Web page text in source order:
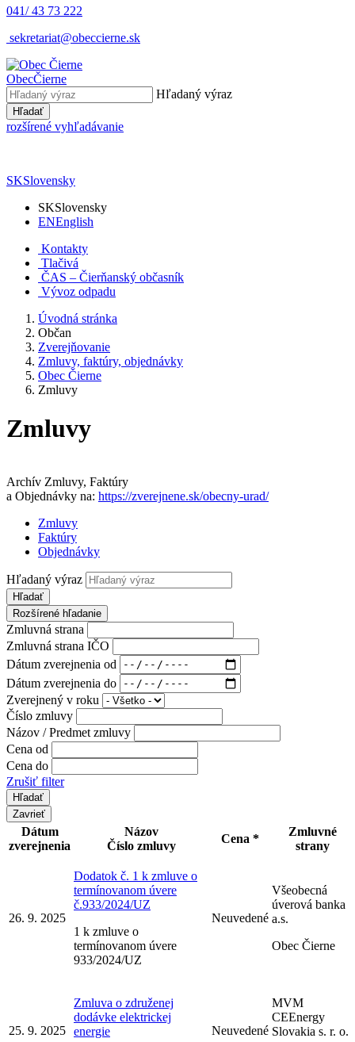
041/ 43 73 222
sekretariat@obeccierne.sk
ObecČierne
Hľadaný výraz
Hľadať
rozšírené vyhľadávanie
SKSlovensky
SKSlovensky
ENEnglish
Kontakty
Tlačivá
ČAS – Čierňanský občasník
Vývoz odpadu
Úvodná stránka
Občan
Zverejňovanie
Zmluvy, faktúry, objednávky
Obec Čierne
Zmluvy
Zmluvy
Archív Zmluvy, Faktúry
a Objednávky na: https://zverejnene.sk/obecny-urad/
Zmluvy
Faktúry
Objednávky
Hľadaný výraz
Hľadať
Rozšírené hľadanie
Zmluvná strana
Zmluvná strana IČO
Dátum zverejnenia od
Dátum zverejnenia do
Zverejnený v roku
Číslo zmluvy
Názov / Predmet zmluvy
Cena od
Cena do
Zrušiť filter
Zavrieť
Dátum
zverejnenia
Názov
Číslo zmluvy
Cena *
Zmluvné
strany
26. 9. 2025
Dodatok č. 1 k zmluve o
termínovanom úvere
č.933/2024/UZ
1 k zmluve o
termínovanom úvere
933/2024/UZ
Neuvedené
Všeobecná
úverová banka
a.s.
Obec Čierne
25. 9. 2025
Zmluva o združenej
dodávke elektrickej
energie
Neuvedené
MVM
CEEnergy
Slovakia s. r. o.